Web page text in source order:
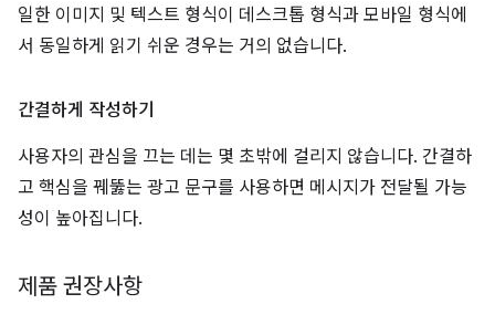
일한 이미지 및 텍스트 형식이 데스크톱 형식과 모바일 형식에
서 동일하게 읽기 쉬운 경우는 거의 없습니다.
간결하게 작성하기
사용자의 관심을 끄는 데는 몇 초밖에 걸리지 않습니다. 간결하
고 핵심을 꿰뚫는 광고 문구를 사용하면 메시지가 전달될 가능
성이 높아집니다.
제품 권장사항